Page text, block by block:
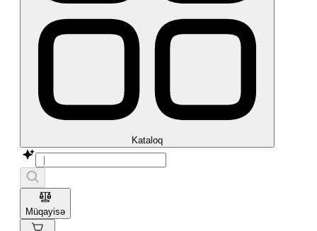
Kataloq
Müqayisə